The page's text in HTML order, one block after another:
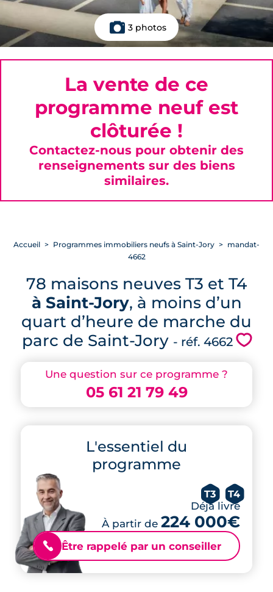
3 photos
Une question sur ce programme ?
05 61 21 79 49
L'essentiel du
programme
T3 T4
Déjà livré
À partir de 224 000€
📞 Être rappelé par un conseiller
Accueil Programmes immobiliers neufs à Saint-Jory
mandat-
4662
78 maisons neuves T3 et T4
à Saint-Jory, à moins d’un
quart d’heure de marche du
parc de Saint-Jory - réf. 4662 💗
La vente de ce
programme neuf est
clôturée !
Contactez-nous pour obtenir des
renseignements sur des biens
similaires.